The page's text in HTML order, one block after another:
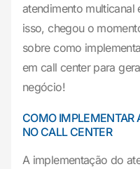
atendimento multicanal
isso, chegou o
sobre como
em call center para
negócio!
COMO IMPLEMENTAR
NO CALL CENTER
A implementação do